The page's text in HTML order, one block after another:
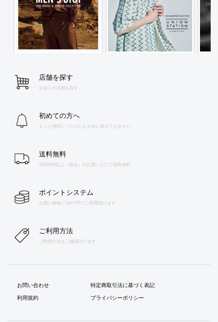
店舗を探す
お近くの店舗を探す
初めての方へ
もっと便利に！たのしむために覚えておきたい
送料無料
10,000円以上（税込）のお買い上げで送料無料
ポイントシステム
お買い物毎に1pt=1円でご利用頂けます
ご利用方法
ご利用方法をご確認頂けます
お問い合わせ
利用規約
特定商取引法に基づく表記
プライバシーポリシー